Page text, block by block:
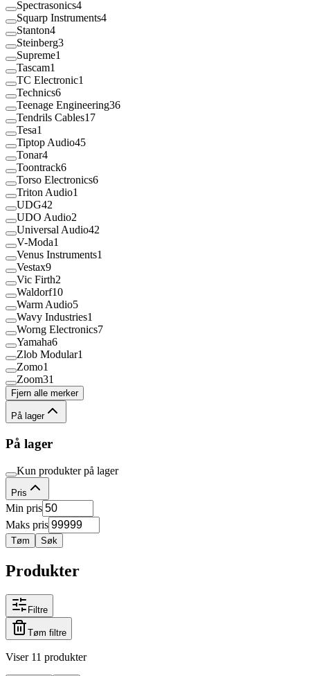
Spectrasonics4
Squarp Instruments4
Stanton4
Steinberg3
Supreme1
Tascam1
TC Electronic1
Technics6
Teenage Engineering36
Tendrils Cables17
Tesa1
Tiptop Audio45
Tonar4
Toontrack6
Torso Electronics6
Triton Audio1
UDG42
UDO Audio2
Universal Audio42
V-Moda1
Venus Instruments1
Vestax9
Vic Firth2
Waldorf10
Warm Audio5
Wavy Industries1
Worng Electronics7
Yamaha6
Zlob Modular1
Zomo1
Zoom31
Fjern alle merker
På lager
På lager
Kun produkter på lager
Pris
Min pris
Maks pris
Tøm Søk
Produkter
Filtre
Tøm filtre
Viser 11 produkter